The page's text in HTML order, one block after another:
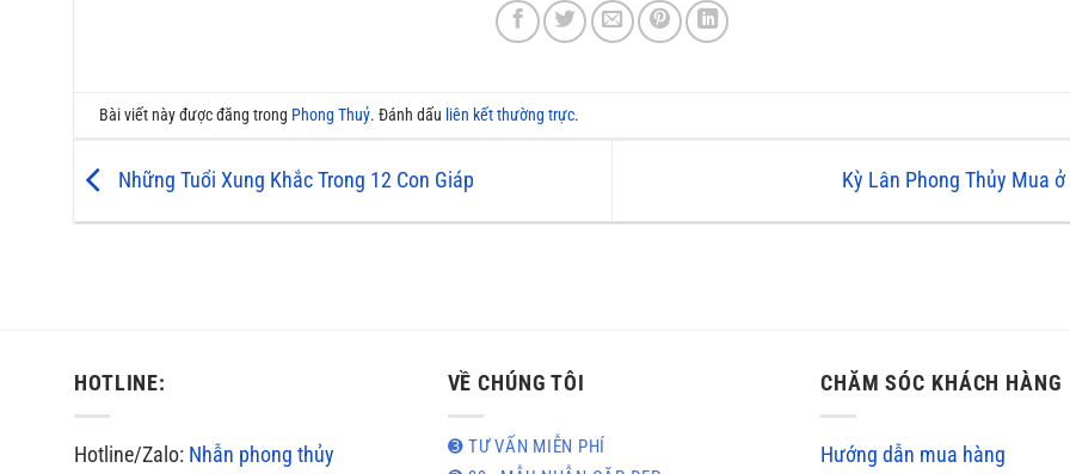
Bài viết này được đăng trong Phong Thuỷ. Đánh dấu liên kết thường trực.
Những Tuổi Xung Khắc Trong 12 Con Giáp Kỳ Lân Phong Thủy Mua
HOTLINE:
Hotline/Zalo: Nhẫn phong thủy
VỀ CHÚNG TÔI
➌ TƯ VẤN MIỄN PHÍ
CHĂM SÓC KHÁCH HÀNG
Hướng dẫn mua hàng